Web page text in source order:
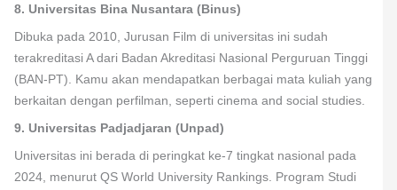
8. Universitas Bina Nusantara (Binus)
Dibuka pada 2010, Jurusan Film di universitas ini sudah
terakreditasi A dari Badan Akreditasi Nasional Perguruan Tinggi
(BAN-PT). Kamu akan mendapatkan berbagai mata kuliah yang
berkaitan dengan perfilman, seperti cinema and social studies.
9. Universitas Padjadjaran (Unpad)
Universitas ini berada di peringkat ke-7 tingkat nasional pada
2024, menurut QS World University Rankings. Program Studi